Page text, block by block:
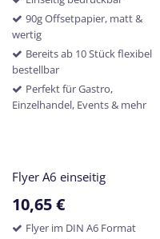
90g Offsetpapier, matt &
wertig
Bereits ab 10 Stück flexibel
bestellbar
Perfekt für Gastro,
Einzelhandel, Events & mehr
Flyer A6 einseitig
10,65€
Flyer im DIN A6 Format